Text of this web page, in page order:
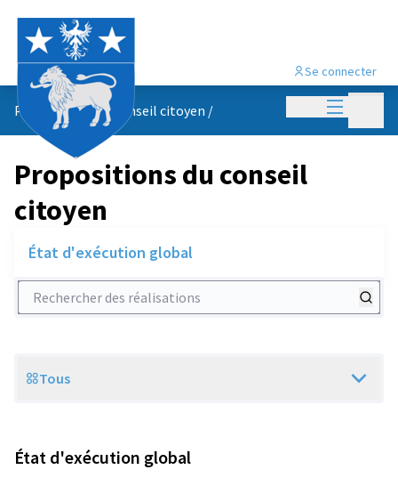
Menu
Se connecter
Propositions du conseil citoyen /
Propositions du conseil
citoyen
État d'exécution global
Rechercher des réalisations
Scope
Tous
État d'exécution global